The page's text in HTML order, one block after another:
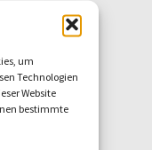
um
Technologien
Website
bestimmte